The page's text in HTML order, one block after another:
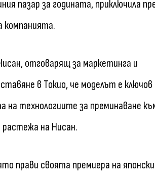
пазар за годината, приключила
компанията.
отговарящ за маркетинга и
в Токио, че моделът е ключов
технологиите за преминаване
растежа на Нисан.
прави своята премиера на